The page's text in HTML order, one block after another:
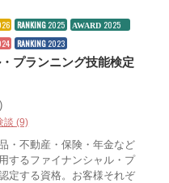
RANKING 2025 AWARD 2025
RANKING 2023
プランニング技能検定
談 (9)
・不動産・保険・年金など
するファイナンシャル・プ
定する資格。お客様それぞ